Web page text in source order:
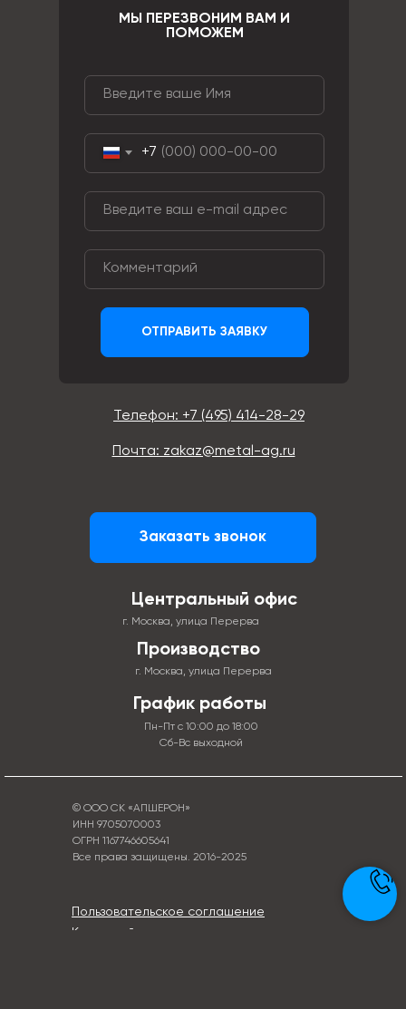
© ООО СК «АПШЕРОН»
ИНН 9705070003
ОГРН 1167746605641
Все права защищены. 2016-2025
Карта сайта
Пользовательское соглашение
+7
ОТПРАВИТЬ ЗАЯВКУ
МЫ ПЕРЕЗВОНИМ ВАМ И
ПОМОЖЕМ
Центральный офис
г. Москва, улица Перерва
График работы
Пн-Пт с 10:00 до 18:00
Сб-Вс выходной
Производство
г. Москва, улица Перерва
Телефон: +7 (495) 414-28-29
Почта: zakaz@metal-ag.ru
Заказать звонок